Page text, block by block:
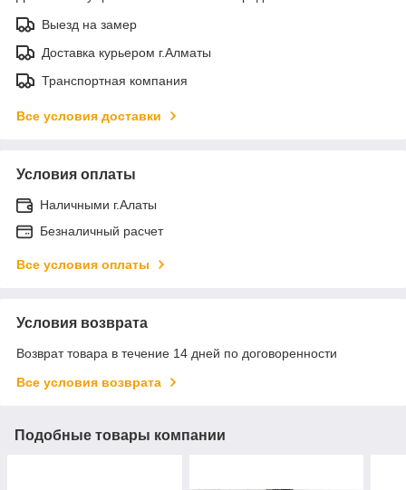
Выезд на замер
Доставка курьером г.Алматы
Транспортная компания
Все условия доставки
Условия оплаты
Наличными г.Алаты
Безналичный расчет
Все условия оплаты
Условия возврата
Возврат товара в течение 14 дней по договоренности
Все условия возврата
Подобные товары компании